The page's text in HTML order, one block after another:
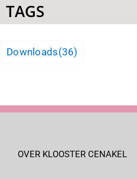
TAGS
Downloads(36)
OVER KLOOSTER CENAKEL